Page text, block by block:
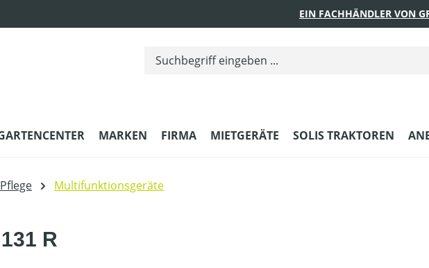
EIN FACHHÄNDLER VON
MARKEN FIRMA MIETGERÄTE SOLIS TRAKTOREN
Multifunktionsgeräte
R